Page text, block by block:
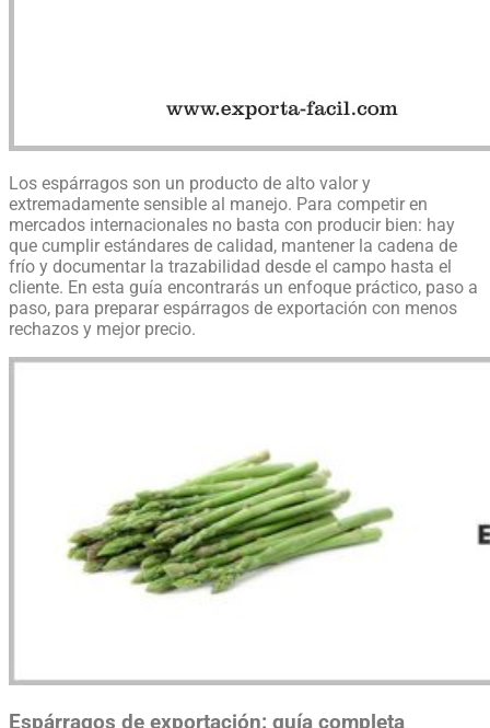
Los espárragos son un producto de alto valor y
extremadamente sensible al manejo. Para competir en
mercados internacionales no basta con producir bien: hay
que cumplir estándares de calidad, mantener la cadena de
frío y documentar la trazabilidad desde el campo hasta el
cliente. En esta guía encontrarás un enfoque práctico, paso a
paso, para preparar espárragos de exportación con menos
rechazos y mejor precio.
Espárragos de exportación: guía completa